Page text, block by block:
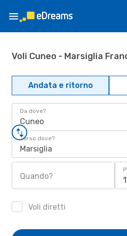
Voli Cuneo - Marsiglia
Andata e ritorno
Da dove?
Cuneo
Verso dove?
Marsiglia
Quando?
Voli diretti